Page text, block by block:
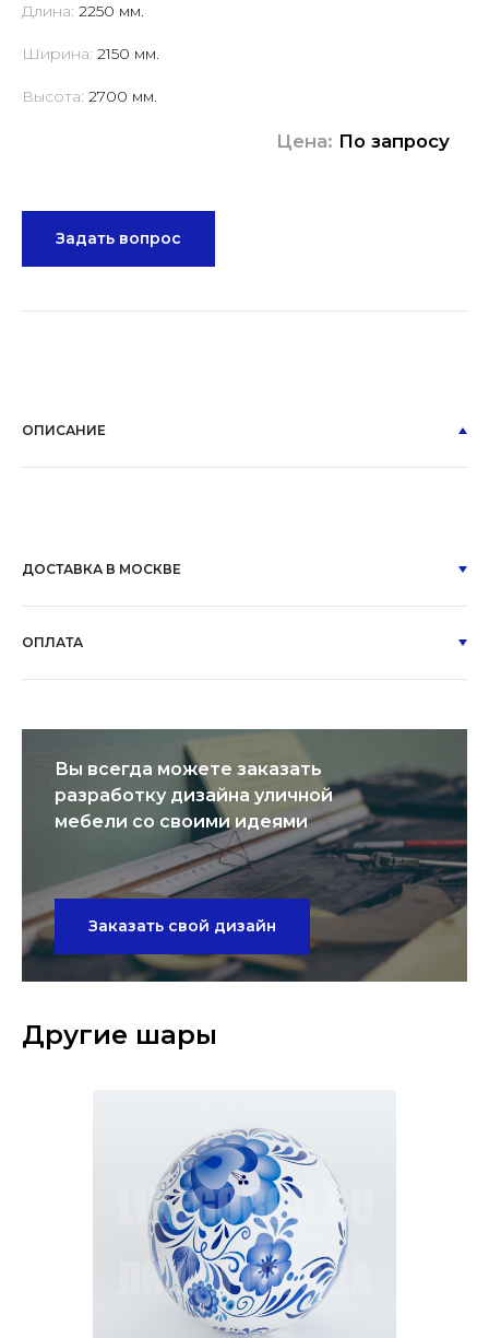
Длина: 2250 мм.
Ширина: 2150 мм.
Высота: 2700 мм.
Цена: По запросу
Задать вопрос
ОПИСАНИЕ
ДОСТАВКА В МОСКВЕ
ОПЛАТА
Вы всегда можете заказать
разработку дизайна уличной
мебели со своими идеями
Заказать свой дизайн
Другие шары